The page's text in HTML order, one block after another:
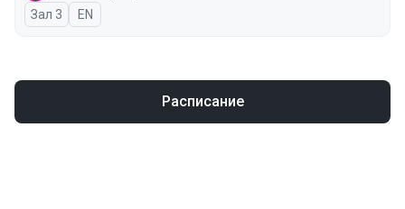
Зал 3 На английском языке
EN
Расписание